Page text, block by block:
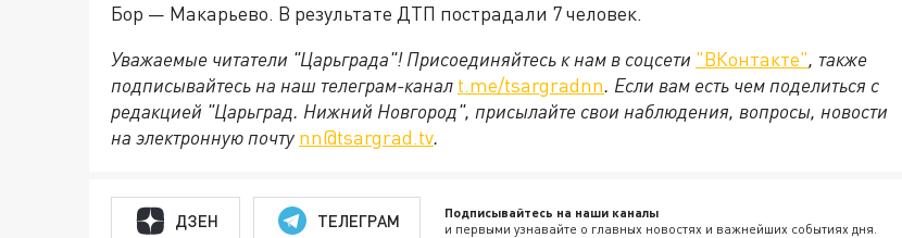
Бор — Макарьево. В результате ДТП пострадали 7 человек.
Уважаемые читатели "Царьграда"! Присоединяйтесь к нам в соцсети "ВКонтакте", также
подписывайтесь на наш телеграм-канал t.me/tsargradnn. Если вам есть чем поделиться с
редакцией "Царьград. Нижний Новгород", присылайте свои наблюдения, вопросы, новости
на электронную почту nn@tsargrad.tv.
ДЗЕН ТЕЛЕГРАМ Подписывайтесь на наши каналы
и первыми узнавайте о главных новостях и важнейших событиях дня.